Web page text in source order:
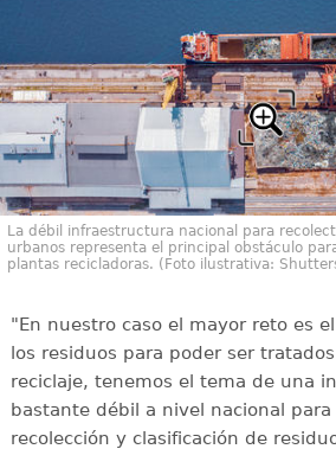
La débil infraestructura nacional para
urbanos representa el principal obstáculo
plantas recicladoras. (Foto ilustrativa:
"En nuestro caso el mayor reto es
los residuos para poder ser
reciclaje, tenemos el tema de una
bastante débil a nivel nacional para
recolección y clasificación de